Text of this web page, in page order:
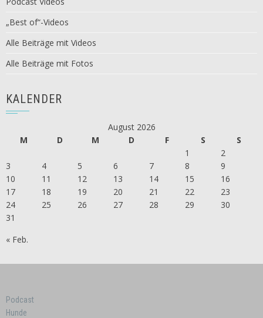
„Best of“-Videos
Alle Beiträge mit Videos
Alle Beiträge mit Fotos
KALENDER
August 2026
M
D M D F S
S
1
2
3
4 5 6 7 8
9
10
11 12 13 14 15
16
17
18 19 20 21 22
23
24
25 26 27 28 29
30
31
« Feb.
Podcast
Hunde